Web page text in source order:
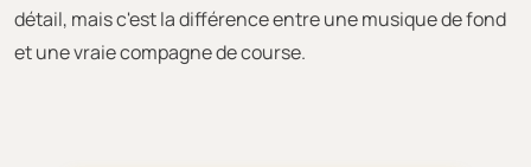
détail, mais c'est la différence entre une musique de fond
et une vraie compagne de course.